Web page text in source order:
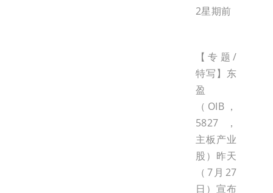
2星期前
【专题/
特写】东
盈
（OIB，
5827，
主板产业
股）昨天
（7月27
日）宣布